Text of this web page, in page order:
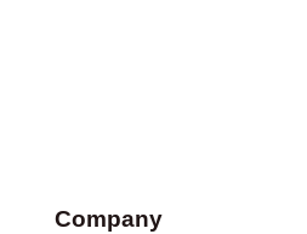
Company